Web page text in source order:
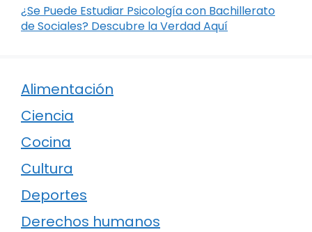
¿Se Puede Estudiar Psicología con Bachillerato
de Sociales? Descubre la Verdad Aquí
Alimentación
Ciencia
Cocina
Cultura
Deportes
Derechos humanos